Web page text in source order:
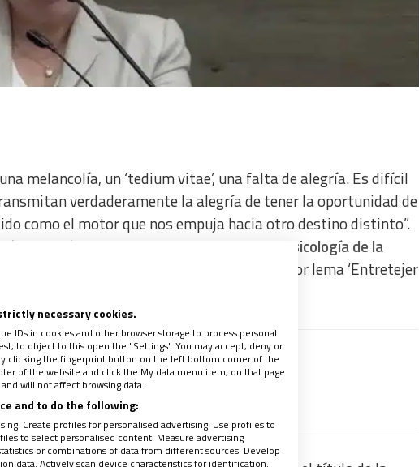
melancolía, un ‘tedium vitae’, una falta de alegría. Es difícil
verdaderamente la alegría de tener la oportunidad de
como el motor que nos empuja hacia otro destino distinto”.
Sánchez Sánchez, decana de la Facultad de Psicología de la
que este año lleva por lema ‘Entretejer
un avance de los contenidos
necessary cookies.
IDs in cookies and other browser storage to process personal
to object to this open the "Settings". You may accept, deny or
clicking the fingerprint button on the left bottom corner of the
of the website and click the My data menu item, on that page
will not affect browsing data.
and to do the following:
Create profiles for personalised advertising. Use profiles to
to select personalised content. Measure advertising
or combinations of data from different sources. Develop
data. Actively scan device characteristics for identification.